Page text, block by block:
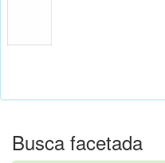
Busca facetada